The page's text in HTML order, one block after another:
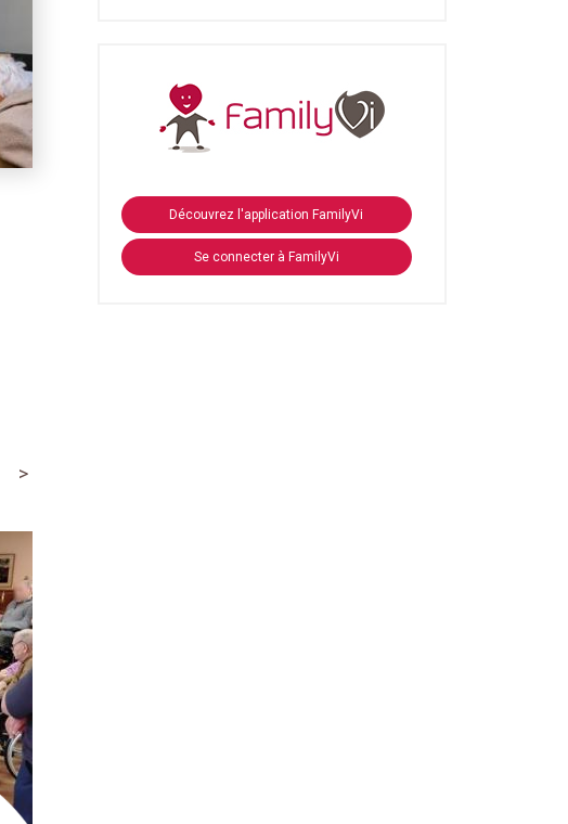
Découvrez l'application FamilyVi
Se connecter à FamilyVi